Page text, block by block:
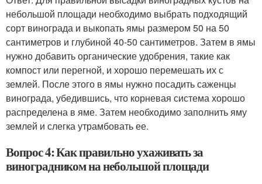
небольшой площади необходимо выбрать подходящий
сорт винограда и выкопать ямы размером 50 на 50
сантиметров и глубиной 40-50 сантиметров. Затем в ямы
нужно добавить органические удобрения, такие как
компост или перегной, и хорошо перемешать их с
землей. После этого в ямы нужно посадить саженцы
винограда, убедившись, что корневая система хорошо
распределена в яме. Затем необходимо заполнить яму
землей и слегка утрамбовать ее.
Вопрос 4: Как правильно ухаживать за
виноградником на небольшой площади